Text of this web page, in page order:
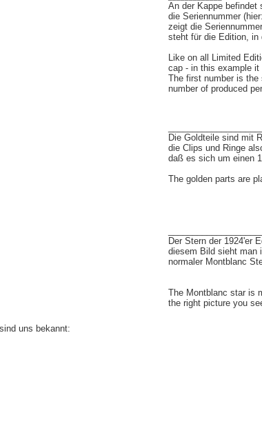
uns bekannt:
An der Kappe befindet
die Seriennummer
zeigt die
steht für die Edition, in
Like on all Limited
cap - in this example it
The first number is
number of produced
Die Goldteile sind mit
die Clips und Ringe
daß es sich um einen
The golden parts are
Der Stern der 1924'er
diesem Bild sieht man
normaler Montblanc
The Montblanc star is
the right picture you